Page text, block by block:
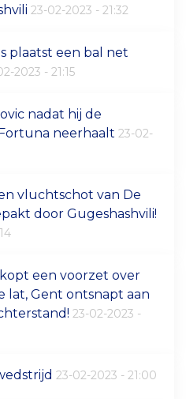
23-02-2023 - 21:32
plaatst een bal net
2023 - 21:15
nadat hij de
neerhaalt23-02-
vluchtschot van De
door Gugeshashvili!
een voorzet over
lat, Gent ontsnapt aan
23-02-2023 -
23-02-2023 - 21:00